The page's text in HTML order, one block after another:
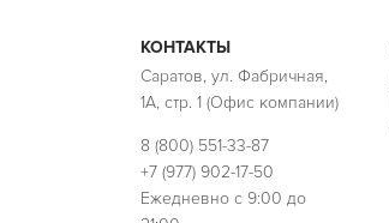
КОНТАКТЫ
Саратов, ул. Фабричная,
1А, стр. 1 (Офис компании)
8 (800) 551-33-87
+7 (977) 902-17-50
Ежедневно с 9:00 до